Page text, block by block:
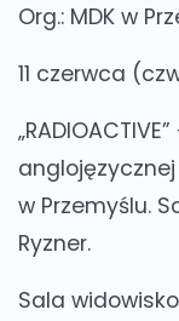
Org.: MDK w
11 czerwca
anglojęzycznej
w Przemyślu.
Ryzner.
Sala